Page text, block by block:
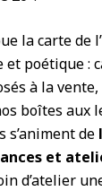
la carte de
poétique :
à la
boîtes aux
s’animent de
et
d’atelier